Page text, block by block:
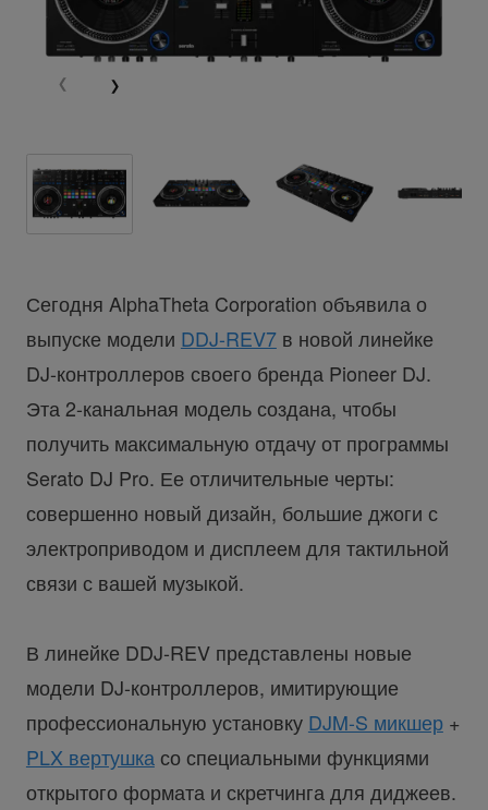
Сегодня AlphaTheta Corporation объявила о
выпуске модели DDJ-REV7в новой линейке
DJ-контроллеров своего бренда Pioneer DJ.
Эта 2-канальная модель создана, чтобы
получить максимальную отдачу от программы
Serato DJ Pro. Ее отличительные черты:
совершенно новый дизайн, большие джоги с
электроприводом и дисплеем для тактильной
связи с вашей музыкой.
В линейке DDJ-REV представлены новые
модели DJ-контроллеров, имитирующие
профессиональную установку DJM-S микшер+
PLX вертушка со специальными функциями
открытого формата и скретчинга для диджеев.